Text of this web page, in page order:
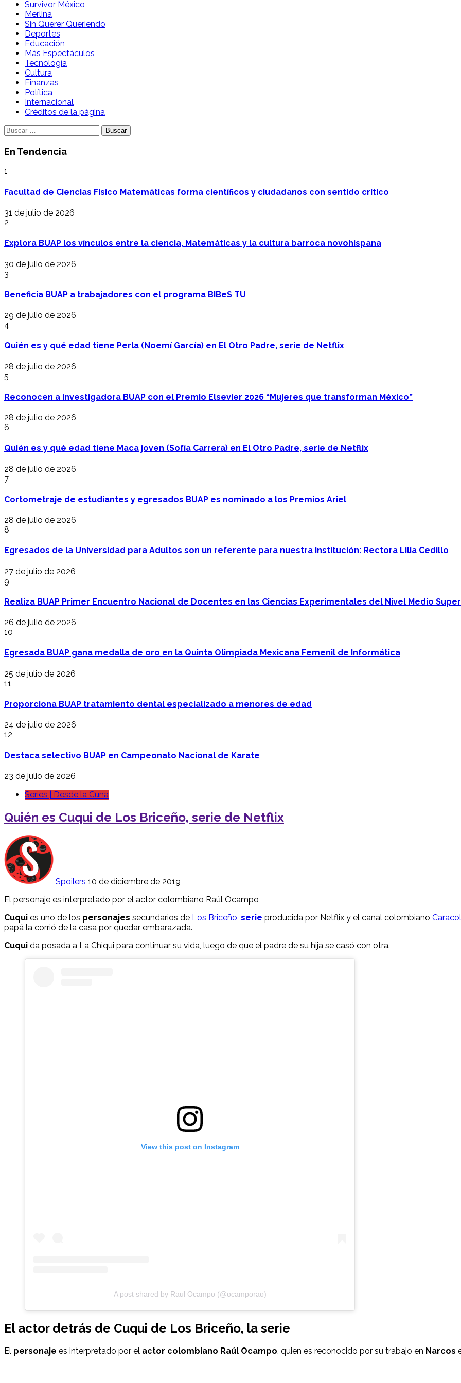
Survivor México
Merlina
Sin Querer Queriendo
Deportes
Educación
Más Espectáculos
Tecnología
Cultura
Finanzas
Política
Internacional
Créditos de la página
Buscar:
En Tendencia
1
Facultad de Ciencias Físico Matemáticas forma científicos y ciudadanos con sentido crítico
31 de julio de 2026
2
Explora BUAP los vínculos entre la ciencia, Matemáticas y la cultura barroca novohispana
30 de julio de 2026
3
Beneficia BUAP a trabajadores con el programa BIBeS TU
29 de julio de 2026
4
Quién es y qué edad tiene Perla (Noemí García) en El Otro Padre, serie de Netflix
28 de julio de 2026
5
Reconocen a investigadora BUAP con el Premio Elsevier 2026 “Mujeres que transforman México”
28 de julio de 2026
6
Quién es y qué edad tiene Maca joven (Sofía Carrera) en El Otro Padre, serie de Netflix
28 de julio de 2026
7
Cortometraje de estudiantes y egresados BUAP es nominado a los Premios Ariel
28 de julio de 2026
8
Egresados de la Universidad para Adultos son un referente para nuestra institución: Rectora Lilia Cedillo
27 de julio de 2026
9
Realiza BUAP Primer Encuentro Nacional de Docentes en las Ciencias Experimentales del Nivel Medio
26 de julio de 2026
10
Egresada BUAP gana medalla de oro en la Quinta Olimpiada Mexicana Femenil de Informática
25 de julio de 2026
11
Proporciona BUAP tratamiento dental especializado a menores de edad
24 de julio de 2026
12
Destaca selectivo BUAP en Campeonato Nacional de Karate
23 de julio de 2026
Series | Desde la Cuna
Quién es Cuqui de Los Briceño, serie de Netflix
Spoilers 10 de diciembre de 2019
El personaje es interpretado por el actor colombiano Raúl Ocampo
Cuqui es uno de los personajes secundarios de Los Briceño, serie producida por Netflix y el canal colombiano
papá la corrió de la casa por quedar embarazada.
Cuqui da posada a La Chiqui para continuar su vida, luego de que el padre de su hija se casó con otra.
View this post on Instagram
A post shared by Raul Ocampo (@ocamporao)
El actor detrás de Cuqui de Los Briceño, la serie
El personaje es interpretado por el actor colombiano Raúl Ocampo, quien es reconocido por su trabajo en Narcos